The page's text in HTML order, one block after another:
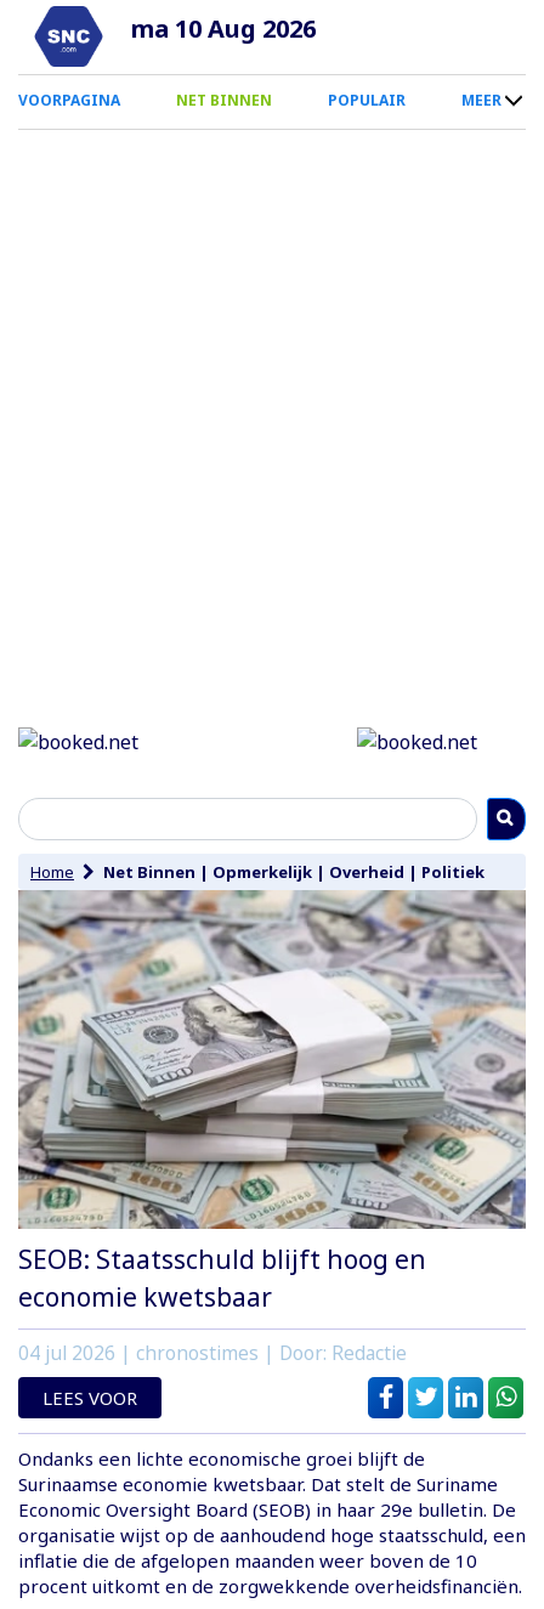
Overslaan
naar
inhoud
ma 10 Aug 2026
0
Smartphone
VOORPAGINA NET BINNEN POPULAIR MEER
Home Net Binnen | Opmerkelijk | Overheid | Politiek
SEOB: Staatsschuld blijft hoog en
economie kwetsbaar
04 jul 2026 | chronostimes | Door: Redactie
LEES VOOR
Ondanks een lichte economische groei blijft de
Surinaamse economie kwetsbaar. Dat stelt de Suriname
Economic Oversight Board (SEOB) in haar 29e bulletin. De
organisatie wijst op de aanhoudend hoge staatsschuld, een
inflatie die de afgelopen maanden weer boven de 10
procent uitkomt en de zorgwekkende overheidsfinanciën.